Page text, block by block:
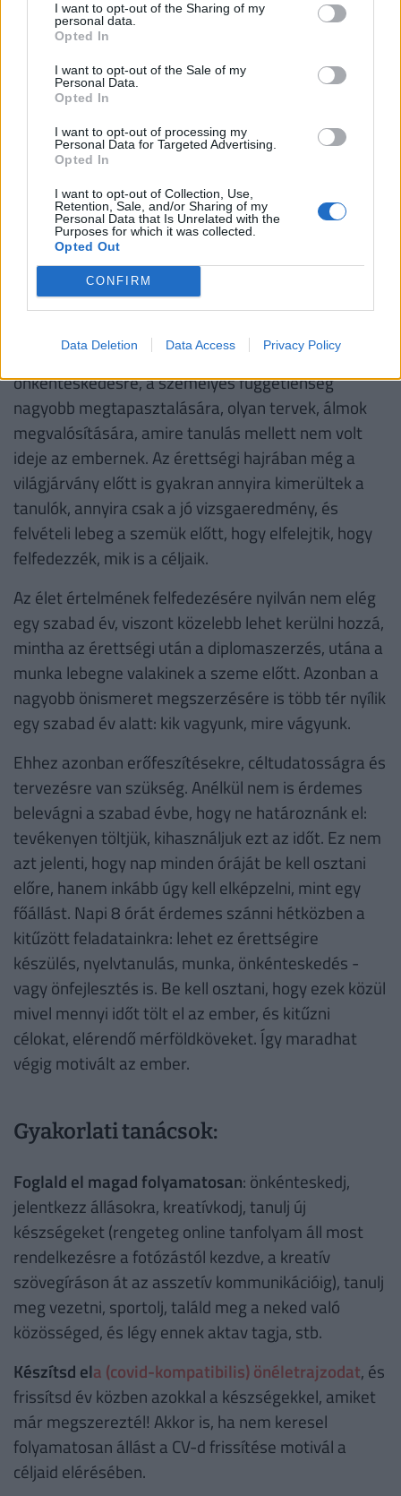
I want to opt-out of the Sharing of my
personal data.
Opted In
I want to opt-out of the Sale of my
Personal Data.
Opted In
I want to opt-out of processing my
Personal Data for Targeted Advertising.
Opted In
I want to opt-out of Collection, Use,
Retention, Sale, and/or Sharing of my
Personal Data that Is Unrelated with the
Purposes for which it was collected.
Opted Out
CONFIRM
Data Deletion Data Access Privacy Policy
Banknál 6,78%, az Erste Banknál 6,78%, a CIB
Banknál 6,89%, míg a MagNet Banknál 7,02%.
további konstrukcióit is, és egyedi kalkulációt
végezni, saját preferenciáink alapján különböző
hitelösszegekre és futamidőkre. Ehhez keresd
fel aPénzcentrum kalkulátorát.(x)
Hogyan töltsd hasznosan a kihagyott
évet a járvány ellenére?
A szabad év lehetőséget nyújt a fejlődésre, a
tapasztalatszerzésre - akár a munka világában, az
önkénteskedésre, a személyes függetlenség
nagyobb megtapasztalására, olyan tervek, álmok
megvalósítására, amire tanulás mellett nem volt
ideje az embernek. Az érettségi hajrában még a
világjárvány előtt is gyakran annyira kimerültek a
tanulók, annyira csak a jó vizsgaeredmény, és
felvételi lebeg a szemük előtt, hogy elfelejtik, hogy
felfedezzék, mik is a céljaik.
Az élet értelmének felfedezésére nyilván nem elég
egy szabad év, viszont közelebb lehet kerülni hozzá,
mintha az érettségi után a diplomaszerzés, utána a
munka lebegne valakinek a szeme előtt. Azonban a
nagyobb önismeret megszerzésére is több tér nyílik
egy szabad év alatt: kik vagyunk, mire vágyunk.
Ehhez azonban erőfeszítésekre, céltudatosságra és
tervezésre van szükség. Anélkül nem is érdemes
belevágni a szabad évbe, hogy ne határoznánk el:
tevékenyen töltjük, kihasználjuk ezt az időt. Ez nem
azt jelenti, hogy nap minden óráját be kell osztani
előre, hanem inkább úgy kell elképzelni, mint egy
főállást. Napi 8 órát érdemes szánni hétközben a
kitűzött feladatainkra: lehet ez érettségire
készülés, nyelvtanulás, munka, önkénteskedés -
vagy önfejlesztés is. Be kell osztani, hogy ezek közül
mivel mennyi időt tölt el az ember, és kitűzni
célokat, elérendő mérföldköveket. Így maradhat
végig motivált az ember.
Gyakorlati tanácsok:
Foglald el magad folyamatosan: önkénteskedj,
jelentkezz állásokra, kreatívkodj, tanulj új
készségeket (rengeteg online tanfolyam áll most
rendelkezésre a fotózástól kezdve, a kreatív
szövegíráson át az asszetív kommunikációig), tanulj
meg vezetni, sportolj, találd meg a neked való
közösséged, és légy ennek aktav tagja, stb.
Készítsd ela (covid-kompatibilis) önéletrajzodat, és
frissítsd év közben azokkal a készségekkel, amiket
már megszereztél! Akkor is, ha nem keresel
folyamatosan állást a CV-d frissítése motivál a
céljaid elérésében.